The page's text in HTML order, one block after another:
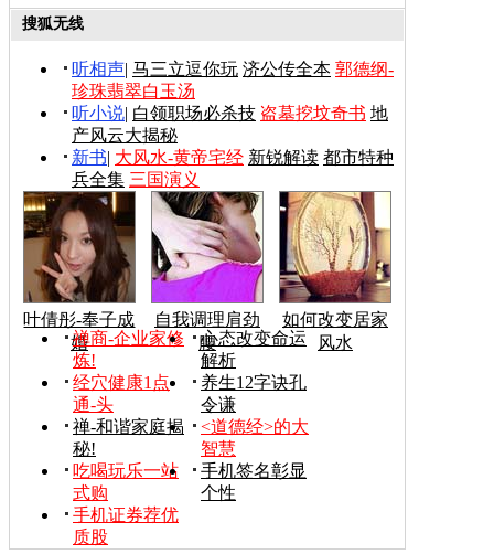
搜狐无线
听相声| 马三立逗你玩 济公传全本 郭德纲-
珍珠翡翠白玉汤
听小说| 白领职场必杀技 盗墓挖坟奇书 地
产风云大揭秘
新书| 大风水-黄帝宅经 新锐解读 都市特种
兵全集 三国演义
叶倩彤-奉子成
婚
自我调理肩劲
腰
如何改变居家
风水
禅商-企业家修
炼!
心态改变命运
解析
经穴健康1点
通-头
养生12字诀孔
令谦
禅-和谐家庭揭
秘!
<道德经>的大
智慧
吃喝玩乐一站
式购
手机签名彰显
个性
手机证券荐优
质股